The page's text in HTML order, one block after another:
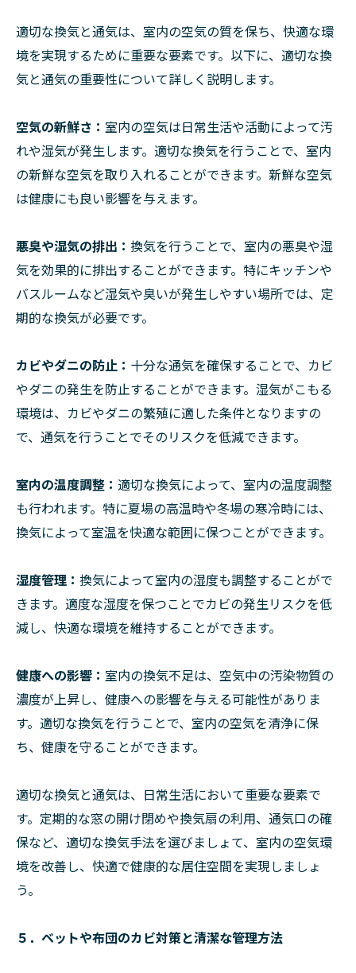
適切な換気と通気は、室内の空気の質を保ち、快適な環
境を実現するために重要な要素です。以下に、適切な換
気と通気の重要性について詳しく説明します。
空気の新鮮さ： 室内の空気は日常生活や活動によって汚
れや湿気が発生します。適切な換気を行うことで、室内
の新鮮な空気を取り入れることができます。新鮮な空気
は健康にも良い影響を与えます。
悪臭や湿気の排出： 換気を行うことで、室内の悪臭や湿
気を効果的に排出することができます。特にキッチンや
バスルームなど湿気や臭いが発生しやすい場所では、定
期的な換気が必要です。
カビやダニの防止： 十分な通気を確保することで、カビ
やダニの発生を防止することができます。湿気がこもる
環境は、カビやダニの繁殖に適した条件となりますの
で、通気を行うことでそのリスクを低減できます。
室内の温度調整： 適切な換気によって、室内の温度調整
も行われます。特に夏場の高温時や冬場の寒冷時には、
換気によって室温を快適な範囲に保つことができます。
湿度管理： 換気によって室内の湿度も調整することがで
きます。適度な湿度を保つことでカビの発生リスクを低
減し、快適な環境を維持することができます。
健康への影響： 室内の換気不足は、空気中の汚染物質の
濃度が上昇し、健康への影響を与える可能性がありま
す。適切な換気を行うことで、室内の空気を清浄に保
ち、健康を守ることができます。
適切な換気と通気は、日常生活において重要な要素で
す。定期的な窓の開け閉めや換気扇の利用、通気口の確
保など、適切な換気手法を選びましょて、室内の空気環
境を改善し、快適で健康的な居住空間を実現しましょ
う。
５．ベットや布団のカビ対策と清潔な管理方法